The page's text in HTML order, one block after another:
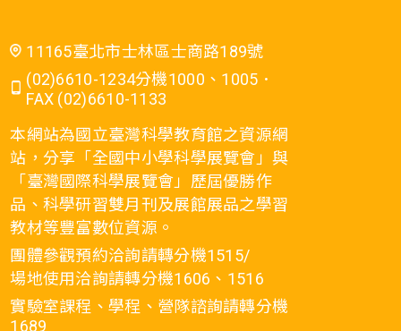
11165臺北市士林區士商路189號
(02)6610-1234分機1000、1005．
FAX (02)6610-1133
本網站為國立臺灣科學教育館之資源網
站，分享「全國中小學科學展覽會」與
「臺灣國際科學展覽會」歷屆優勝作
品、科學研習雙月刊及展館展品之學習
教材等豐富數位資源。
團體參觀預約洽詢請轉分機1515/
場地使用洽詢請轉分機1606、1516
實驗室課程、學程、營隊諮詢請轉分機
1689